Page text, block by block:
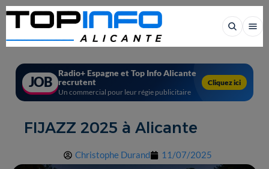
JOB
Radio+ Espagne et Top Info Alicante
recrutent
Un commercial pour leur régie publicitaire
Cliquez ici
FIJAZZ 2025 à Alicante
Christophe Durand 11/07/2025